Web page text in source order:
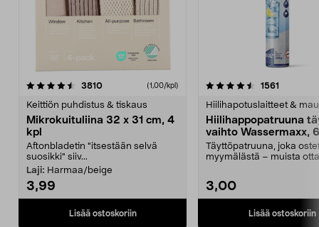
3810arvostelut (1,00/kpl)
Keittiön puhdistus & tiskaus
Mikrokuituliina 32 x 31 cm, 4
kpl
Aftonbladetin "itsestään selvä
suosikki" siiv...
Laji: Harmaa/beige
3,99
Lisää ostoskoriin
4.5viidestä
1561
Hiilihapotuslaitteet &
Hiilihappopatruuna
vaihto Wassermaxx,
Täyttöpatruuna, joka
myymälästä – muista
3,00
Lisää ostoskoriin
4.5viidestä